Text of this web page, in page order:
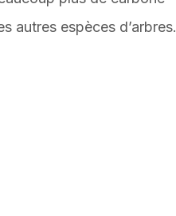
autres espèces d’arbres.